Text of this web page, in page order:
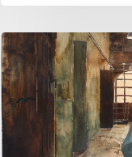
No
murió,
¡dio
la
vida!